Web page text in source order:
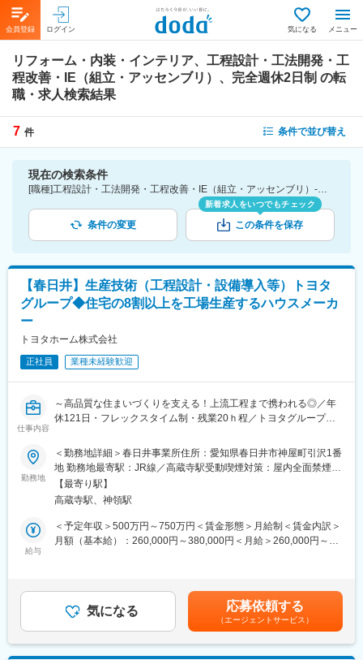
会員登録 ログイン 気になる メニュー
リフォーム・内装・インテリア、工程設計・工法開発・工
程改善・IE（組立・アッセンブリ）、完全週休2日制 の転
職・求人検索結果
7 件 条件で並び替え
現在の検索条件
[職種]工程設計・工法開発・工程改善・IE（組立・アッセンブリ）-生産技術 [業種]リフォーム・内装・インテリア-建設・プラント・不動産業界 [こだわり条件ピックアップ]完全週休2日制 [詳細条件](休日・働き方)完全週休2日制
条件の変更
新着求人をいつでもチェック
この条件を保存
【春日井】生産技術（工程設計・設備導入等）トヨタ
グループ◆住宅の8割以上を工場生産するハウスメーカ
ー
トヨタホーム株式会社
正社員 業種未経験歓迎
仕事内容
～高品質な住まいづくりを支える！上流工程まで携われる◎／年
休121日・フレックスタイム制・残業20ｈ程／トヨタグループの
■概要：
トヨタグループの住宅メーカーである当社にて、生産技術職を募
集します。
住宅にまつわる新商品立上げに伴う工程設計や設備導入、生産性
向上プロジェクトを担当し、住宅の80％以上を工場生産する当社
の中核工場を支えていただきます。
■具体的には：
いずれかの業務において、ご経験に沿いアサインいたします。
勤務地
＜勤務地詳細＞春日井事業所住所：愛知県春日井市神屋町引沢1番
地 勤務地最寄駅：JR線／高蔵寺駅受動喫煙対策：屋内全面禁煙変
更の範囲：会社の定める事業所（リモートワーク含む）
【最寄り駅】
高蔵寺駅、神領駅
給与
＜予定年収＞500万円～750万円＜賃金形態＞月給制＜賃金内訳＞
月額（基本給）：260,000円～380,000円＜月給＞260,000円～
気になる 応募依頼する
（エージェントサービス）